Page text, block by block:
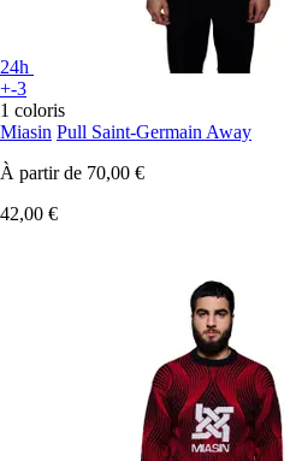
24h
+-3
1 coloris
Miasin Pull Saint-Germain Away
À partir de 70,00 €
42,00 €